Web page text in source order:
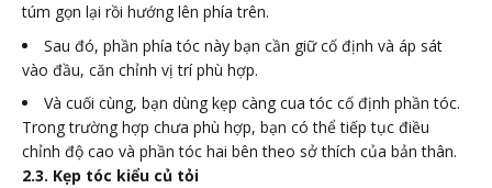
túm gọn lại rồi hướng lên phía trên.
Sau đó, phần phía tóc này bạn cần giữ cố định và áp sát
vào đầu, căn chỉnh vị trí phù hợp.
Và cuối cùng, bạn dùng kẹp càng cua tóc cố định phần tóc.
Trong trường hợp chưa phù hợp, bạn có thể tiếp tục điều
chỉnh độ cao và phần tóc hai bên theo sở thích của bản thân.
2.3. Kẹp tóc kiểu củ tỏi